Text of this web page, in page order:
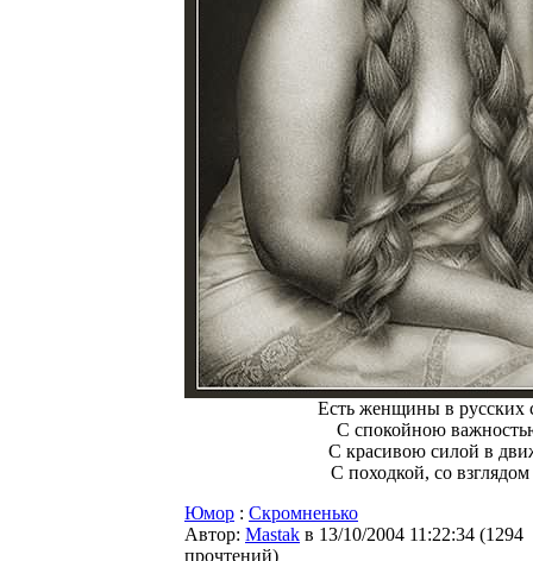
Есть женщины в русских
С спокойною
С красивою силой в
С походкой, со
Юмор : Скромненько
Автор: Мastak в 13/10/2004 11:22:34 (1294
прочтений)